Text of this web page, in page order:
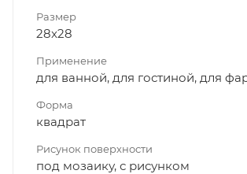
Размер
28x28
Применение
для ванной, для гостиной, для
Форма
квадрат
Рисунок поверхности
под мозаику, с рисунком